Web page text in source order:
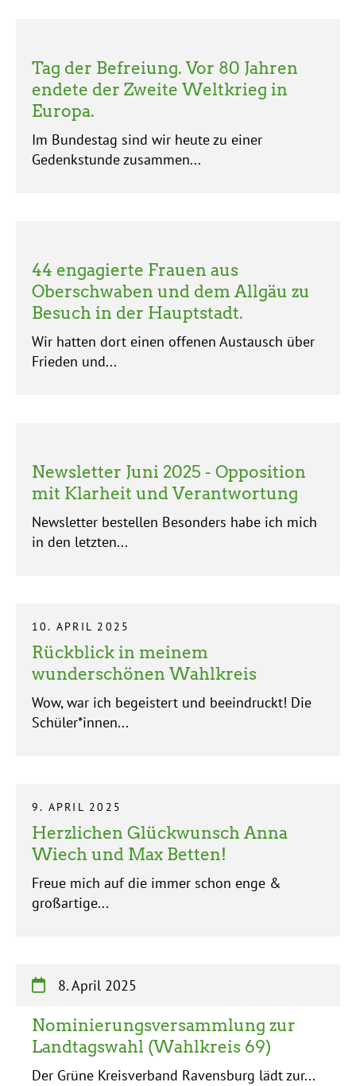
Tag der Befreiung. Vor 80 Jahren
endete der Zweite Weltkrieg in
Europa.
Im Bundestag sind wir heute zu einer
Gedenkstunde zusammen...
44 engagierte Frauen aus
Oberschwaben und dem Allgäu zu
Besuch in der Hauptstadt.
Wir hatten dort einen offenen Austausch über
Frieden und...
Newsletter Juni 2025 - Opposition
mit Klarheit und Verantwortung
Newsletter bestellen Besonders habe ich mich
in den letzten...
10. APRIL 2025
Rückblick in meinem
wunderschönen Wahlkreis
Wow, war ich begeistert und beeindruckt! Die
Schüler*innen...
9. APRIL 2025
Herzlichen Glückwunsch Anna
Wiech und Max Betten!
Freue mich auf die immer schon enge &
großartige...
8. April 2025
Nominierungsversammlung zur
Landtagswahl (Wahlkreis 69)
Der Grüne Kreisverband Ravensburg lädt zur...